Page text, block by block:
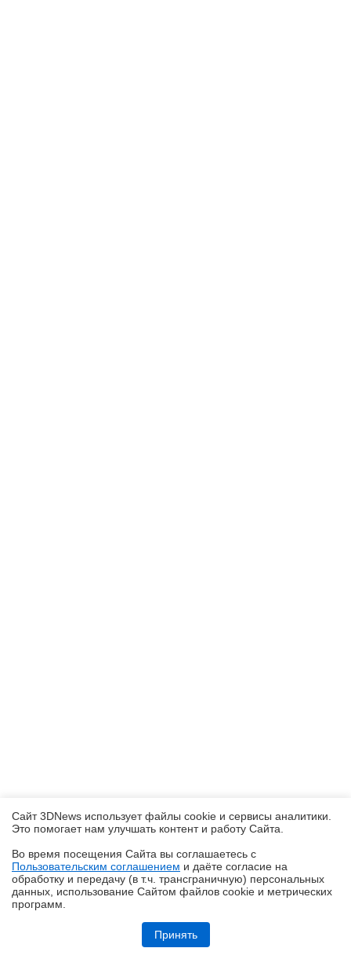
Обзор ноутбука ASUS Zenbook Duo UX8407A (UX8407AA-SN279X) с
Сайт 3DNews использует файлы cookie и сервисы аналитики.
Это помогает нам улучшать контент и работу Cайта.
Во время посещения Cайта вы соглашаетесь с
Пользовательским соглашением и даёте согласие на
обработку и передачу (в т.ч. трансграничную) персональных
данных, использование Cайтом файлов cookie и метрических
программ.
Принять